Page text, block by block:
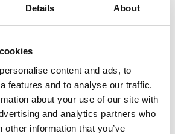
Details About
content and ads, to
features and to analyse our traffic.
about your use of our site with
and analytics partners who
other information that you’ve
ristijärveläisten lasten eheää
perusopetukseen sekä antaa hyvä
kohti toisen asteen opintoja.
lasten hyvinvointi sekä laadukas ja
ja oppimisen tuki.